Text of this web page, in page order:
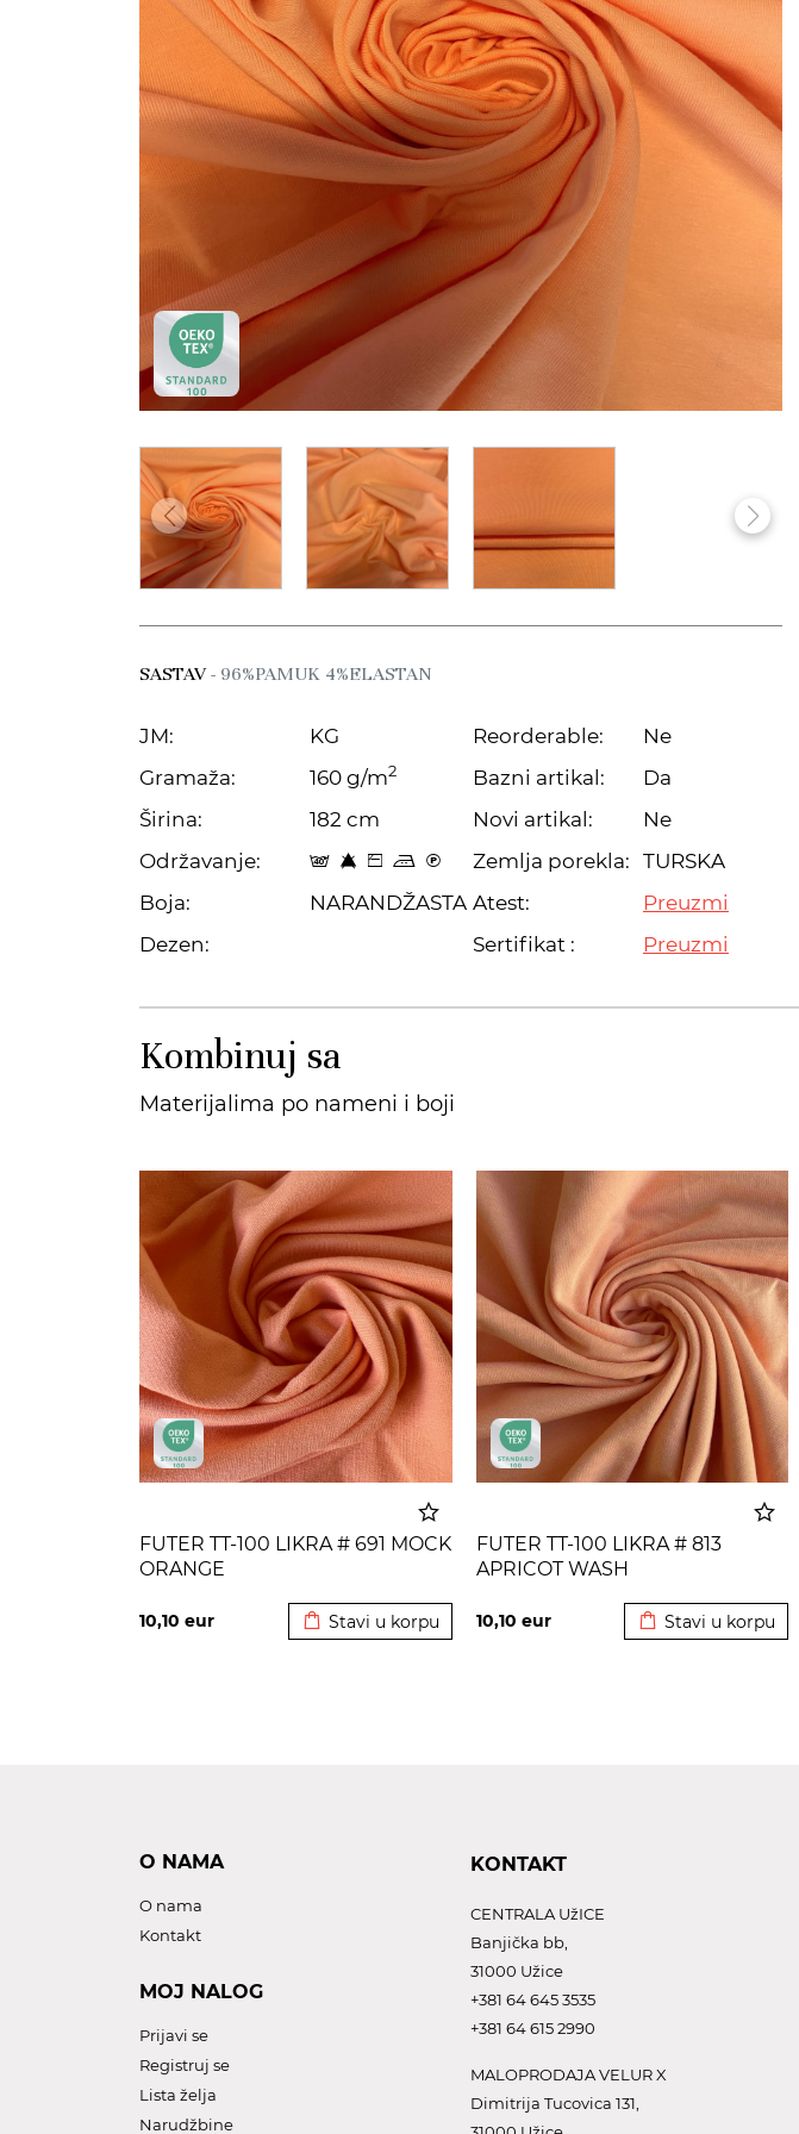
SASTAV- 96%PAMUK 4%ELASTAN
JM:
KG
Gramaža:
160 g/m2
Širina:
182 cm
Održavanje:
t 8 Z p C
Boja:
NARANDŽASTA
Dezen:
Reorderable:
Ne
Bazni artikal:
Da
Novi artikal:
Ne
Zemlja porekla: TURSKA
Atest:
Preuzmi
Sertifikat :
Preuzmi
Kombinuj sa
Materijalima po nameni i boji
FUTER TT-100 LIKRA # 691 MOCK
ORANGE
10,10 eur Stavi u korpu
FUTER TT-100 LIKRA # 813
APRICOT WASH
10,10 eur Stavi u korpu
O NAMA
O nama
Kontakt
MOJ NALOG
Prijavi se
Registruj se
Lista želja
Narudžbine
KONTAKT
CENTRALA UžICE
Banjička bb,
31000 Užice
+381 64 645 3535
+381 64 615 2990
MALOPRODAJA VELUR X
Dimitrija Tucovica 131,